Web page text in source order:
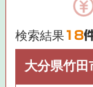
検索結果 18
大分県竹田